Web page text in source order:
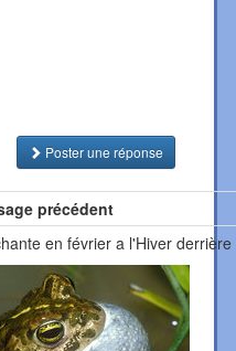
Poster une réponse
précédent
en février a l'Hiver derrière